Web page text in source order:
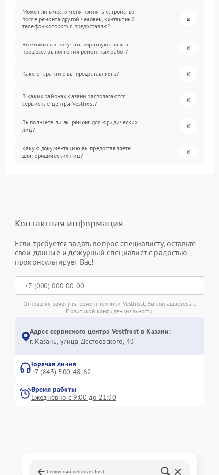
Может ли вместо меня принять устройство
после ремонта другой человек, контактный
телефон которого я предоставлю?
Возможно ли получать обратную связь в
процессе выполнения ремонтных работ?
Какую гарантию вы предоставляете?
В каких районах Казани располагаются
сервисные центры Vestfrost?
Выполняете ли вы ремонт для юридических
лиц?
Какую документацию вы предоставляете
для юридических лиц?
Контактная информация
Если требуется задать вопрос специалисту, оставьте
свои данные и дежурный специалист с радостью
проконсультирует Вас!
Отправляя заявку на ремонт техники Vestfrost, Вы соглашаетесь с
Политикой конфиденциальности
Адрес сервисного центра Vestfrost в Казани:
г. Казань, улица Достоевского, 40
Горячая линия
+7 (843) 500-48-62
Время работы
Ежедневно с 9:00 до 21:00
Сервисный центр Vestfrost